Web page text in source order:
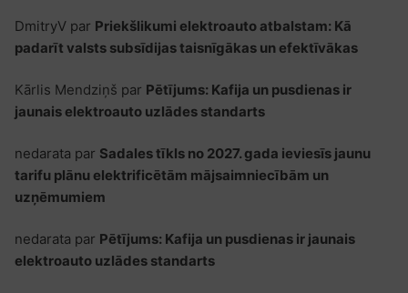
DmitryVpar Priekšlikumi elektroauto atbalstam: Kā
padarīt valsts subsīdijas taisnīgākas un efektīvākas
Kārlis Mendziņš par Pētījums: Kafija un pusdienas ir
jaunais elektroauto uzlādes standarts
nedarata par Sadales tīkls no 2027. gada ieviesīs jaunu
tarifu plānu elektrificētām mājsaimniecībām un
uzņēmumiem
nedarata par Pētījums: Kafija un pusdienas ir jaunais
elektroauto uzlādes standarts